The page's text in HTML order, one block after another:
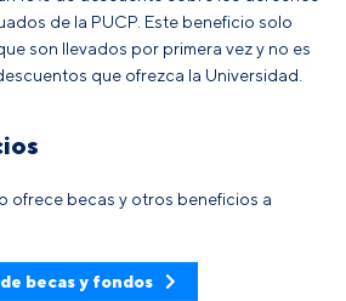
de la PUCP. Este beneficio solo
son llevados por primera vez y no es
que ofrezca la Universidad.
ofrece becas y otros beneficios a
becas y fondos